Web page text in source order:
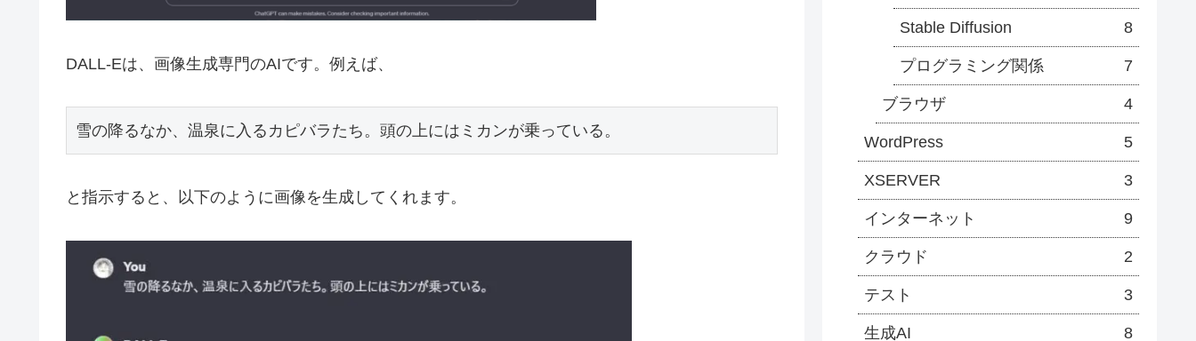
DALL-Eは、画像生成専門のAIです。例えば、
雪の降るなか、温泉に入るカピバラたち。頭の上にはミカンが乗っている。
と指示すると、以下のように画像を生成してくれます。
Stable Diffusion 8
プログラミング関係 7
ブラウザ 4
WordPress 5
XSERVER 3
インターネット 9
クラウド 2
テスト 3
生成AI 8